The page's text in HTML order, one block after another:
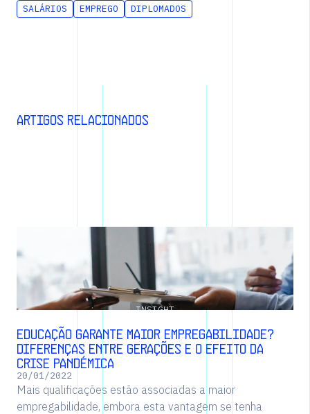
SALÁRIOS EMPREGO DIPLOMADOS
Artigos relacionados
INSIGHT
Educação garante maior empregabilidade?
Diferenças entre gerações e o efeito da
crise pandémica
20/01/2022
Mais qualificações estão associadas a maior
empregabilidade, embora esta vantagem se tenha